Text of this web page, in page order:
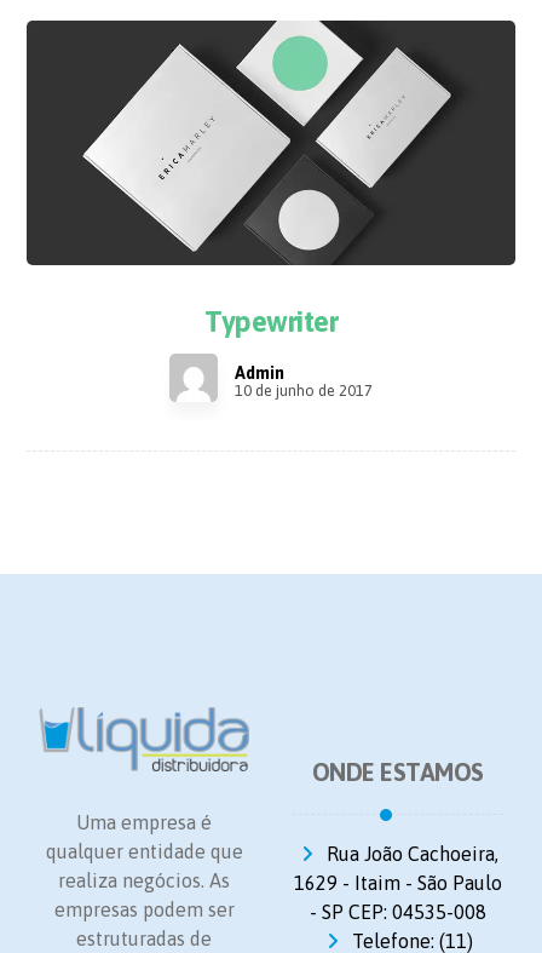
Typewriter
Admin
10 de junho de 2017
Uma empresa é
qualquer entidade que
realiza negócios. As
empresas podem ser
estruturadas de
ONDE ESTAMOS
Rua João Cachoeira,
1629 - Itaim - São Paulo
- SP CEP: 04535-008
Telefone: (11)